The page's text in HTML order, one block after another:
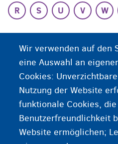
R
S U V W
Zu einer
große Gruppe
Virus aufbaut. So
des Virus erschwert.
Wir verwenden auf den
eine Auswahl an
Cookies:
Nutzung der Website
funktionale Cookies,
Benutzerfreundlichkeit
Website ermöglichen;